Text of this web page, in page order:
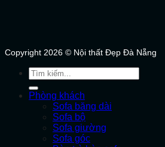
Copyright 2026 © Nội thất Đẹp Đà Nẵng
Tìm
kiếm:
Phòng khách
Sofa băng dài
Sofa bộ
Sofa giường
Sofa góc